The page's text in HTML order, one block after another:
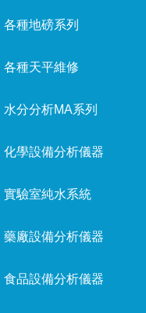
各種地磅系列
各種天平維修
水分分析MA系列
化學設備分析儀器
實驗室純水系統
藥廠設備分析儀器
食品設備分析儀器